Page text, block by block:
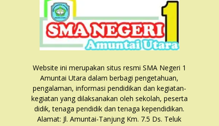
Website ini merupakan situs resmi SMA Negeri 1
Amuntai Utara dalam berbagi pengetahuan,
pengalaman, informasi pendidikan dan kegiatan-
kegiatan yang dilaksanakan oleh sekolah, peserta
didik, tenaga pendidik dan tenaga kependidikan.
Alamat: Jl. Amuntai-Tanjung Km. 7.5 Ds. Teluk